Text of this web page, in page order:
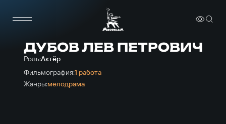
ДУБОВ ЛЕВ ПЕТРОВИЧ
Роль:Актёр
Фильмография:1 работа
Жанры:мелодрама